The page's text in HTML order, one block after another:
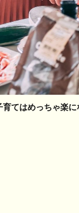
てはめっちゃ楽